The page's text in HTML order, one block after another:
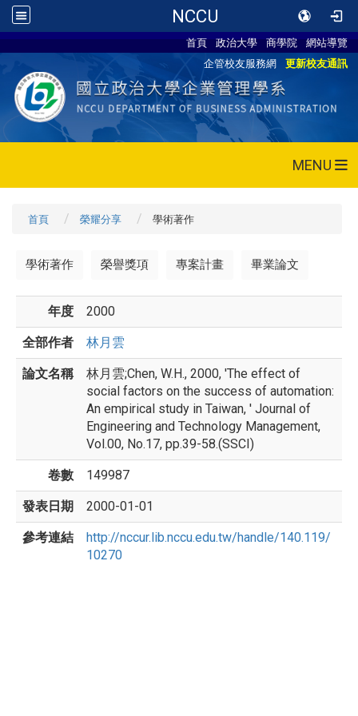
NCCU
首頁 政治大學 商學院
網站導覽
企管校友服務網
更新校友通訊
MENU
首頁 榮耀分享 學術著作
學術著作 榮譽獎項 專案計畫 畢業論文
年度 2000
全部作者 林月雲
論文名稱
林月雲;Chen, W.H., 2000, 'The effect of
social factors on the success of automation:
An empirical study in Taiwan, ' Journal of
Engineering and Technology Management,
Vol.00, No.17, pp.39-58.(SSCI)
卷數 149987
發表日期 2000-01-01
參考連結
http://nccur.lib.nccu.edu.tw/handle/140.119/
10270